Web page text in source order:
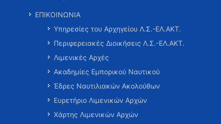
ΕΠΙΚΟΙΝΩΝΙΑ
Υπηρεσίες του Αρχηγείου Λ.Σ.-ΕΛ.ΑΚΤ.
Περιφερειακές Διοικήσεις Λ.Σ.-ΕΛ.ΑΚΤ.
Λιμενικές Αρχές
Ακαδημίες Εμπορικού Ναυτικού
Έδρες Ναυτιλιακών Ακολούθων
Ευρετήριο Λιμενικών Αρχών
Χάρτης Λιμενικών Αρχών